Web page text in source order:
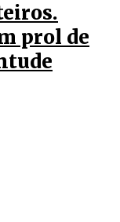
prol de